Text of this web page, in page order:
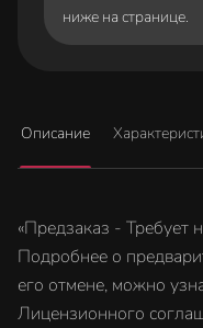
ниже на странице.
Описание
«Предзаказ - Требует
Подробнее о
его отмене, можно
Лицензионного